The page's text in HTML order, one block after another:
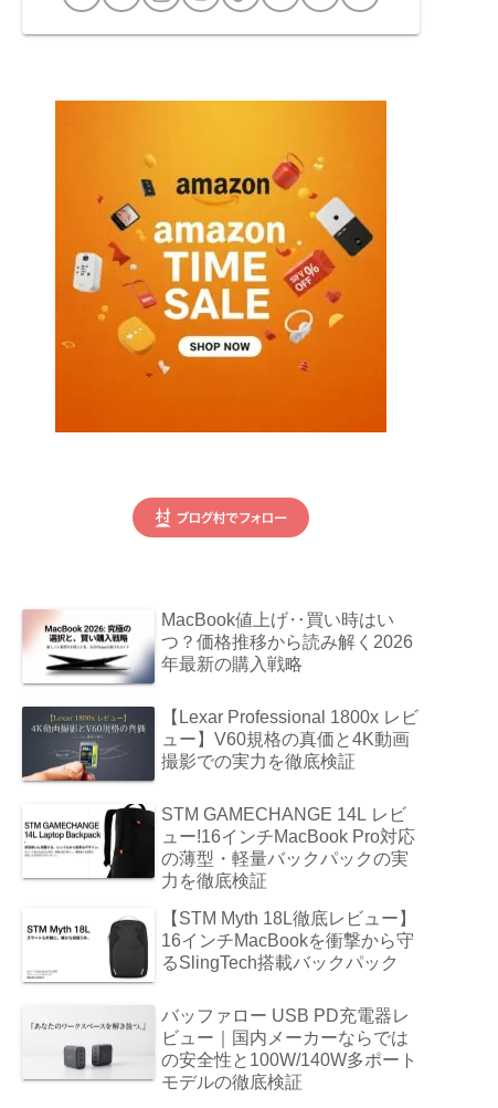
MacBook値上げ‥買い時はい
つ？価格推移から読み解く2026
年最新の購入戦略
【Lexar Professional 1800x レビ
ュー】V60規格の真価と4K動画
撮影での実力を徹底検証
STM GAMECHANGE 14L レビ
ュー!16インチMacBook Pro対応
の薄型・軽量バックパックの実
力を徹底検証
【STM Myth 18L徹底レビュー】
16インチMacBookを衝撃から守
るSlingTech搭載バックパック
バッファロー USB PD充電器レ
ビュー｜国内メーカーならでは
の安全性と100W/140W多ポート
モデルの徹底検証